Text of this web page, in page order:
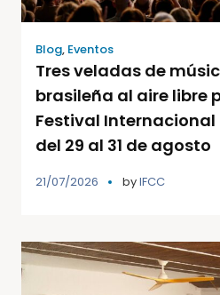
Blog, Eventos
Tres veladas de
brasileña al aire libre
Festival
del 29 al 31 de agosto
21/07/2026 byIFCC